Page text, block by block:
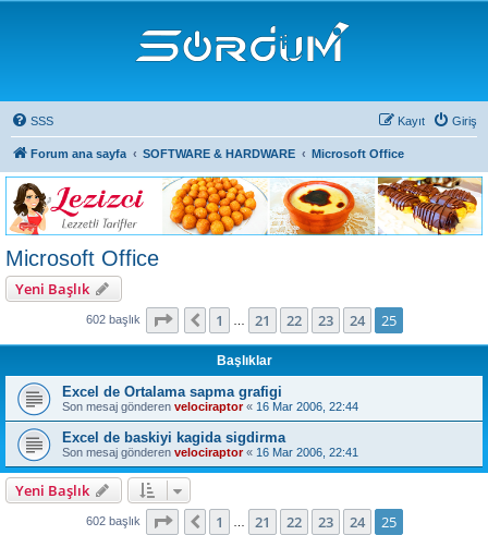
SSS Giriş
Kayıt
Forum ana sayfa SOFTWARE & HARDWARE Microsoft Office
Microsoft Office
Yeni Başlık
602 başlık 25 . sayfa (Toplam25 sayfa)
Önceki
1 21 22 23 24 25
Başlıklar
Excel de Ortalama sapma grafigi
Son mesaj gönderen velociraptor« 16 Mar 2006, 22:44
Excel de baskiyi kagida sigdirma
Son mesaj gönderen velociraptor« 16 Mar 2006, 22:41
Yeni Başlık
602 başlık 25 . sayfa (Toplam25 sayfa)
Önceki
1 21 22 23 24 25